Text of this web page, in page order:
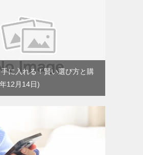
に入れる！賢い選び方と購
12月14日